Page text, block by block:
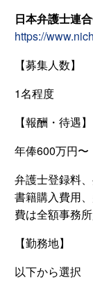
日本弁護士連
https://
【募集人数】
1名程度
【報酬・待遇】
年俸600万円〜
弁護士登録料
書籍購入費用
費は全額事務
【勤務地】
以下から選択